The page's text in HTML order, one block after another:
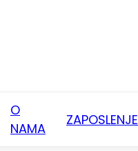
O
NAMA
ZAPOSLENJE